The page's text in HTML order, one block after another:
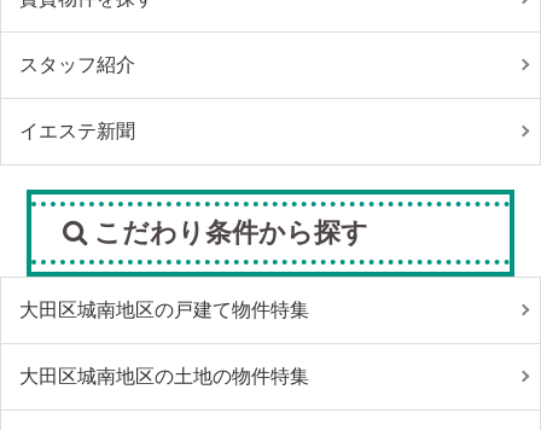
スタッフ紹介
イエステ新聞
こだわり条件から探す
大田区城南地区の戸建て物件特集
大田区城南地区の土地の物件特集